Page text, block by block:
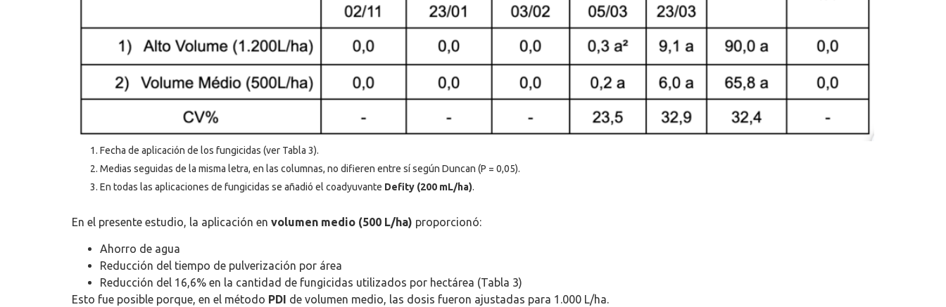
Fecha de aplicación de los fungicidas (ver Tabla 3).
Medias seguidas de la misma letra, en las columnas, no difieren entre sí según Duncan (P = 0,05).
En todas las aplicaciones de fungicidas se añadió el coadyuvante Defity (200 mL/ha).
En el presente estudio, la aplicación en volumen medio (500 L/ha) proporcionó:
Ahorro de agua
Reducción del tiempo de pulverización por área
Reducción del 16,6% en la cantidad de fungicidas utilizados por hectárea (Tabla 3)
Esto fue posible porque, en el método PDI de volumen medio, las dosis fueron ajustadas para 1.000 L/ha.